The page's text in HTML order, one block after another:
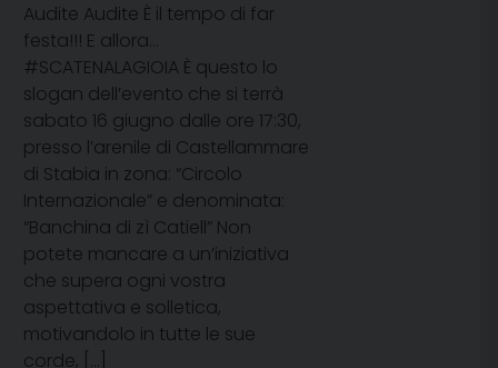
Audite Audite È il tempo di far
festa!!! E allora…
#SCATENALAGIOIA È questo lo
slogan dell’evento che si terrà
sabato 16 giugno dalle ore 17:30,
presso l’arenile di Castellammare
di Stabia in zona: “Circolo
Internazionale” e denominata:
“Banchina di zì Catiell” Non
potete mancare a un’iniziativa
che supera ogni vostra
aspettativa e solletica,
motivandolo in tutte le sue
corde, […]